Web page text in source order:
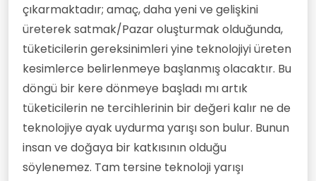
çıkarmaktadır; amaç, daha yeni ve gelişkini
üreterek satmak/Pazar oluşturmak olduğunda,
tüketicilerin gereksinimleri yine teknolojiyi üreten
kesimlerce belirlenmeye başlanmış olacaktır. Bu
döngü bir kere dönmeye başladı mı artık
tüketicilerin ne tercihlerinin bir değeri kalır ne de
teknolojiye ayak uydurma yarışı son bulur. Bunun
insan ve doğaya bir katkısının olduğu
söylenemez. Tam tersine teknoloji yarışı